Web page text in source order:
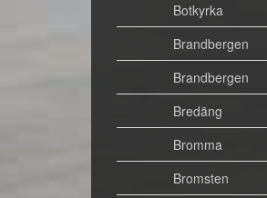
Botkyrka
Brandbergen
Brandbergen
Bredäng
Bromma
Bromsten